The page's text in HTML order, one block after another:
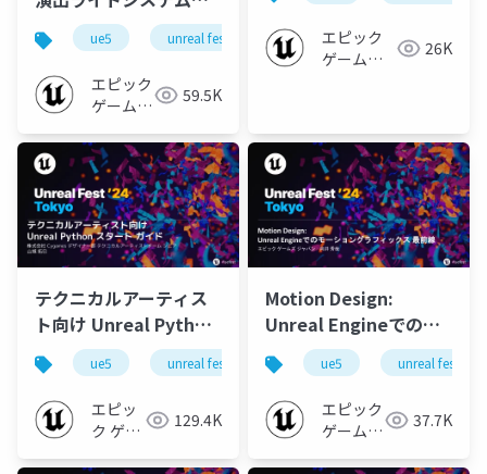
負荷対策【UNREAL
FEST 2024 TOKYO】
ue5 unreal fest unreal fest 2024 tokyo
エピック
ゲームズ
59.5K
2024 TOKYO】
エピック
ゲームズ
26K
テクニカルアーティス
ト向け Unreal Python
スタートガイド
【UNREAL FEST 2024
TOKYO】
ue5 unreal fest unreal fest 2024 tokyo
エピッ
ク ゲー
129.4K
Motion Design:
Unreal Engineでのモ
ーショングラフィック
ス 最前線【UNREAL
FEST 2024 TOKYO】
ue5 unreal fest
エピック
ゲームズ
37.7K